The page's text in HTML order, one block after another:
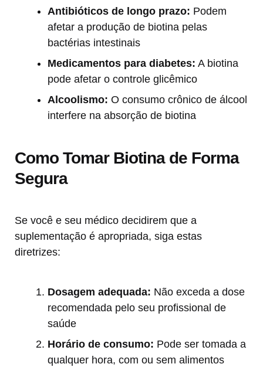
Antibióticos de longo prazo: Podem
afetar a produção de biotina pelas
bactérias intestinais
Medicamentos para diabetes: A biotina
pode afetar o controle glicêmico
Alcoolismo: O consumo crônico de álcool
interfere na absorção de biotina
Como Tomar Biotina de Forma
Segura
Se você e seu médico decidirem que a
suplementação é apropriada, siga estas
diretrizes:
Dosagem adequada: Não exceda a dose
recomendada pelo seu profissional de
saúde
Horário de consumo: Pode ser tomada a
qualquer hora, com ou sem alimentos